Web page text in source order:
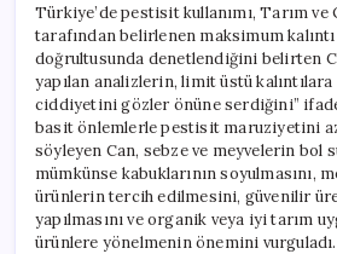
Türkiye’de pestisit kullanımı, Tarım ve
tarafından belirlenen maksimum
doğrultusunda denetlendiğini belirten
yapılan analizlerin, limit üstü
ciddiyetini gözler önüne serdiğini”
basit önlemlerle pestisit maruziyetini
söyleyen Can, sebze ve meyvelerin bol
mümkünse kabuklarının soyulmasını,
ürünlerin tercih edilmesini, güvenilir
yapılmasını ve organik veya iyi tarım
ürünlere yönelmenin önemini vurguladı.